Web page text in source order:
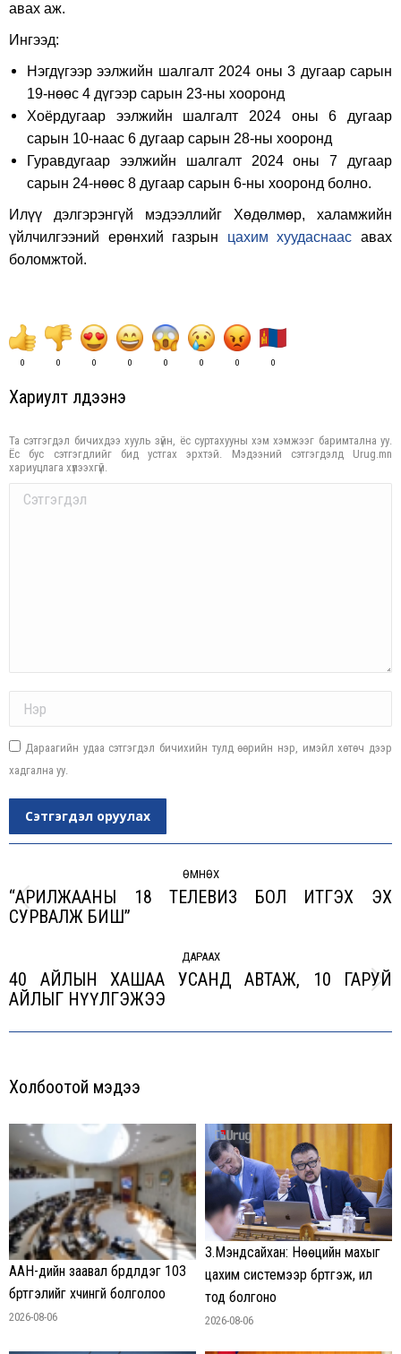
авах аж.
Ингээд:
Нэгдүгээр ээлжийн шалгалт 2024 оны 3 дугаар сарын
19-нөөс 4 дүгээр сарын 23-ны хооронд
Хоёрдугаар ээлжийн шалгалт 2024 оны 6 дугаар
сарын 10-наас 6 дугаар сарын 28-ны хооронд
Гуравдугаар ээлжийн шалгалт 2024 оны 7 дугаар
сарын 24-нөөс 8 дугаар сарын 6-ны хооронд болно.
Илүү дэлгэрэнгүй мэдээллийг Хөдөлмөр, халамжийн
үйлчилгээний ерөнхий газрын цахим хуудаснаас авах
боломжтой.
0 0 0 0 0 0 0 0
Хариулт үлдээнэ үү
Та сэтгэгдэл бичихдээ хууль зүйн, ёс суртахууны хэм хэмжээг баримтална уу.
Ёс бус сэтгэгдлийг бид устгах эрхтэй. Мэдээний сэтгэгдэлд Urug.mn
хариуцлага хүлээхгүй.
Comment
Дараагийн удаа сэтгэгдэл бичихийн тулд өөрийн нэр, имэйл хөтөч дээр
хадгална уу.
Сэтгэгдэл оруулах
ӨМНӨХ
Previous
“АРИЛЖААНЫ 18 ТЕЛЕВИЗ БОЛ ИТГЭХ ЭХ
СУРВАЛЖ БИШ”
ДАРААХ
Next
40 АЙЛЫН ХАШАА УСАНД АВТАЖ, 10 ГАРУЙ
АЙЛЫГ НҮҮЛГЭЖЭЭ
Холбоотой мэдээ
ААН-үүдийн заавал бүрдүүлдэг 103
бүртгэлийг хүчингүй болголоо
2026-08-06
З.Мэндсайхан: Нөөцийн махыг
цахим системээр бүртгэж, ил
тод болгоно
2026-08-06